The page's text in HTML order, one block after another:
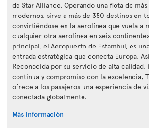
de Star Alliance. Operando una flota de
modernos, sirve a más de 350 destinos en
convirtiéndose en la aerolínea que vuela a
cualquier otra aerolínea en seis
principal, el Aeropuerto de Estambul, es
entrada estratégica que conecta Europa,
Reconocida por su servicio de alta calidad,
continua y compromiso con la excelencia,
ofrece a los pasajeros una experiencia de
conectada globalmente.
Más información